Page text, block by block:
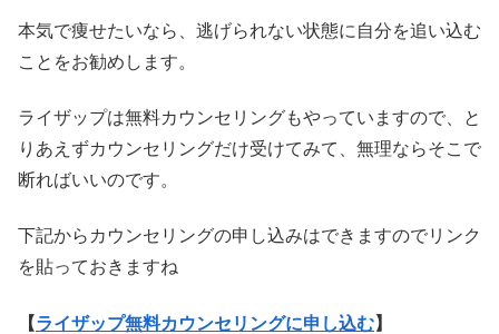
本気で痩せたいなら、逃げられない状態に自分を追い込む
ことをお勧めします。
ライザップは無料カウンセリングもやっていますので、と
りあえずカウンセリングだけ受けてみて、無理ならそこで
断ればいいのです。
下記からカウンセリングの申し込みはできますのでリンク
を貼っておきますね
【ライザップ無料カウンセリングに申し込む】